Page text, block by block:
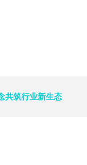
共筑行业新生态